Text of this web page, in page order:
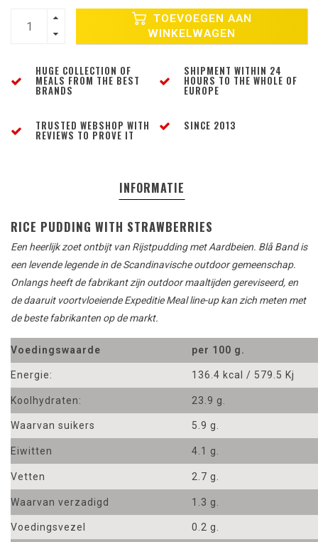
TOEVOEGEN AAN
WINKELWAGEN
HUGE COLLECTION OF
MEALS FROM THE BEST
BRANDS
SHIPMENT WITHIN 24
HOURS TO THE WHOLE OF
EUROPE
TRUSTED WEBSHOP WITH
REVIEWS TO PROVE IT
SINCE 2013
INFORMATIE
RICE PUDDING WITH STRAWBERRIES
Een heerlijk zoet ontbijt van Rijstpudding met Aardbeien. Blå Band is
een levende legende in de Scandinavische outdoorgemeenschap.
Onlangs heeft de fabrikantzijn outdoor maaltijden gereviseerd, en
de daaruit voortvloeiende Expeditie Meal line-up kan zich meten met
de beste fabrikanten op de markt.
Voedingswaarde per 100 g.
Energie: 136.4 kcal / 579.5 Kj
Koolhydraten: 23.9 g.
Waarvan suikers 5.9 g.
Eiwitten 4.1 g.
Vetten 2.7 g.
Waarvan verzadigd 1.3 g.
Voedingsvezel 0.2 g.